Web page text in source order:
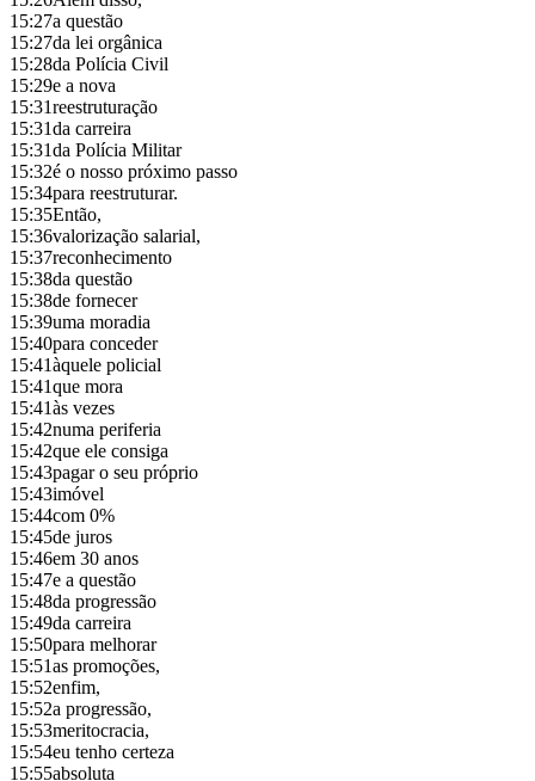
15:27a questão
15:27da lei orgânica
15:28da Polícia Civil
15:29e a nova
15:31reestruturação
15:31da carreira
15:31da Polícia Militar
15:32é o nosso próximo passo
15:34para reestruturar.
15:35Então,
15:36valorização salarial,
15:37reconhecimento
15:38da questão
15:38de fornecer
15:39uma moradia
15:40para conceder
15:41àquele policial
15:41que mora
15:41às vezes
15:42numa periferia
15:42que ele consiga
15:43pagar o seu próprio
15:43imóvel
15:44com 0%
15:45de juros
15:46em 30 anos
15:47e a questão
15:48da progressão
15:49da carreira
15:50para melhorar
15:51as promoções,
15:52enfim,
15:52a progressão,
15:53meritocracia,
15:54eu tenho certeza
15:55absoluta